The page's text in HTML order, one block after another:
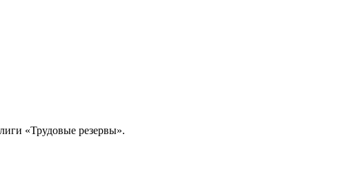
«Трудовые резервы».